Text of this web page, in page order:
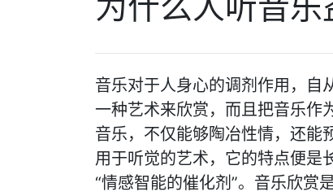
音乐对于人身心的调剂作用，自
一种艺术来欣赏，而且把音乐作
音乐，不仅能够陶冶性情，还能
用于听觉的艺术，它的特点便是
“情感智能的催化剂”。音乐欣赏